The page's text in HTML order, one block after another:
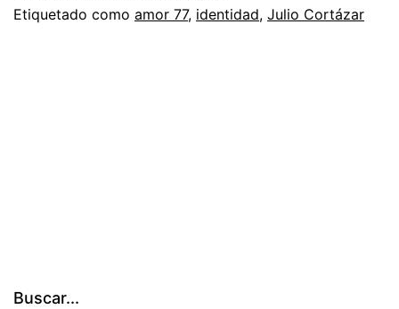
Etiquetado como amor 77, identidad, Julio Cortázar
Buscar...